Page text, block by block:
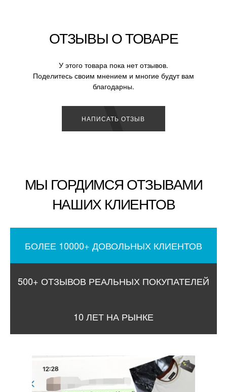
ОТЗЫВЫ О ТОВАРЕ
У этого товара пока нет отзывов.
Поделитесь своим мнением и многие будут вам
благодарны.
НАПИСАТЬ ОТЗЫВ
МЫ ГОРДИМСЯ ОТЗЫВАМИ
НАШИХ КЛИЕНТОВ
БОЛЕЕ 10000+ ДОВОЛЬНЫХ КЛИЕНТОВ
500+ ОТЗЫВОВ РЕАЛЬНЫХ ПОКУПАТЕЛЕЙ
10 ЛЕТ НА РЫНКЕ